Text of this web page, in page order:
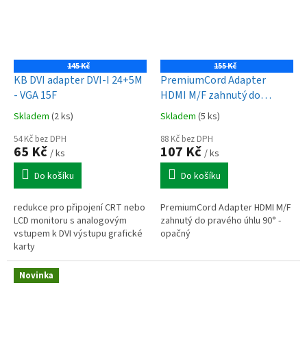
145 Kč
KB DVI adapter DVI-I 24+5M
- VGA 15F
Skladem (2 ks)
54 Kč bez DPH
65 Kč / ks
Do košíku
redukce pro připojení CRT nebo
LCD monitoru s analogovým
vstupem k DVI výstupu grafické
karty
155 Kč
PremiumCord Adapter
HDMI M/F zahnutý do
pravého úhlu 90° - opačný
Skladem (5 ks)
88 Kč bez DPH
107 Kč / ks
Do košíku
PremiumCord Adapter HDMI M/F
zahnutý do pravého úhlu 90° -
opačný
Novinka